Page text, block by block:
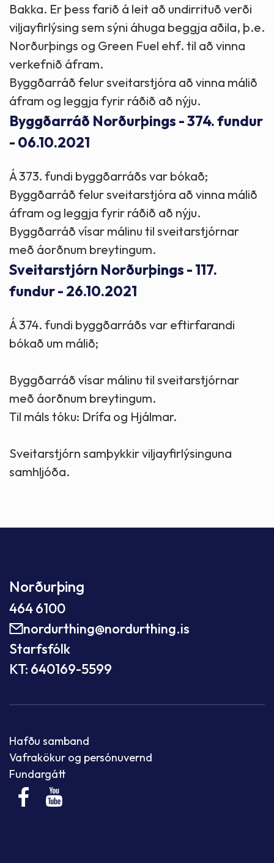
Bakka. Er þess farið á leit að undirrituð verði
viljayfirlýsing sem sýni áhuga beggja aðila, þ.e.
Norðurþings og Green Fuel ehf. til að vinna
verkefnið áfram.
Byggðarráð felur sveitarstjóra að vinna málið
áfram og leggja fyrir ráðið að nýju.
Byggðarráð Norðurþings - 374. fundur
- 06.10.2021
Á 373. fundi byggðarráðs var bókað;
Byggðarráð felur sveitarstjóra að vinna málið
áfram og leggja fyrir ráðið að nýju.
Byggðarráð vísar málinu til sveitarstjórnar
með áorðnum breytingum.
Sveitarstjórn Norðurþings - 117.
fundur - 26.10.2021
Á 374. fundi byggðarráðs var eftirfarandi
bókað um málið;
Byggðarráð vísar málinu til sveitarstjórnar
með áorðnum breytingum.
Til máls tóku: Drífa og Hjálmar.
Sveitarstjórn samþykkir viljayfirlýsinguna
samhljóða.
Norðurþing
464 6100
nordurthing@nordurthing.is
Starfsfólk
KT: 640169-5599
Hafðu samband
Vafrakökur og persónuvernd
Fundargátt